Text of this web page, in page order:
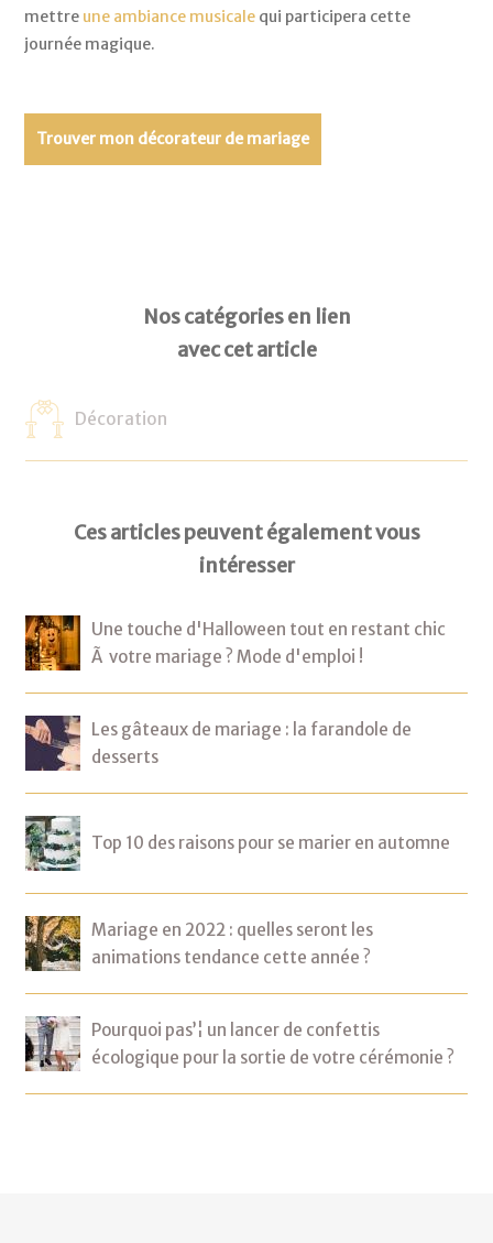
mettre une ambiance musicale qui participera cette
journée magique.
Trouver mon décorateur de mariage
Nos catégories en lien
avec cet article
Décoration
Ces articles peuvent également vous
intéresser
Une touche d'Halloween tout en restant chic
Ã votre mariage ? Mode d'emploi !
Les gâteaux de mariage : la farandole de
desserts
Top 10 des raisons pour se marier en automne
Mariage en 2022 : quelles seront les
animations tendance cette année ?
Pourquoi pas’¦ un lancer de confettis
écologique pour la sortie de votre cérémonie ?